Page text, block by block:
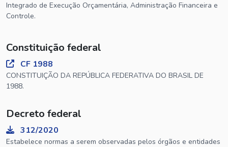
Integrado de Execução Orçamentária, Administração Financeira e
Controle.
Constituição federal
CF 1988
CONSTITUIÇÃO DA REPÚBLICA FEDERATIVA DO BRASIL DE
1988.
Decreto federal
312/2020
Estabelece normas a serem observadas pelos órgãos e entidades